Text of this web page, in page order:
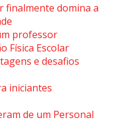
finalmente domina a
professor
Física Escolar
e desafios
iniciantes
de um Personal